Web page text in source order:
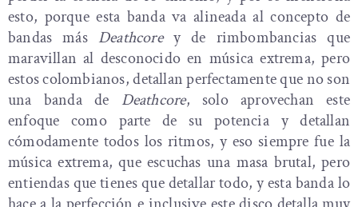
esto, porque esta banda va alineada al concepto de
bandas más Deathcorey de rimbombancias que
maravillan al desconocido en música extrema, pero
estos colombianos, detallan perfectamente que no son
una banda de Deathcore, solo aprovechan este
enfoque como parte de su potencia y detallan
cómodamente todos los ritmos, y eso siempre fue la
música extrema, que escuchas una masa brutal, pero
entiendas que tienes que detallar todo, y esta banda lo